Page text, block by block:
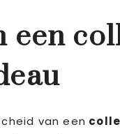
een
van een